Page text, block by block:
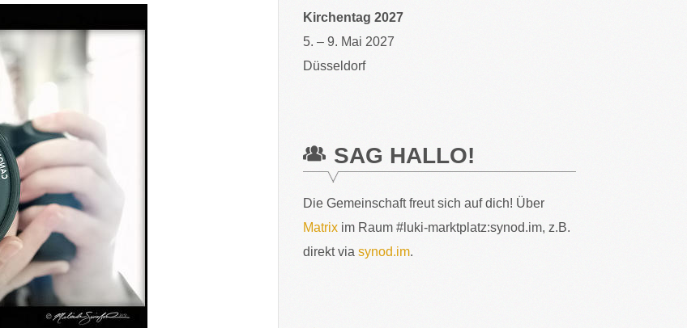
Kirchentag 2027
5. – 9. Mai 2027
Düsseldorf
SAG HALLO!
Die Gemeinschaft freut sich auf dich! Über
Matrix im Raum #luki-marktplatz:synod.im, z.B.
direkt viasynod.im.